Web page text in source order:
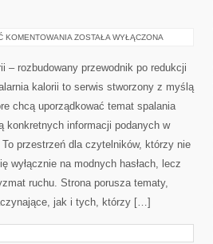
KOMENTOWANIA ZDROWE
ZOSTAŁA WYŁĄCZONA
– rozbudowany przewodnik po redukcji
kalorii to serwis stworzony z myślą
chcą uporządkować temat spalania
konkretnych informacji podanych w
To przestrzeń dla czytelników, którzy nie
wyłącznie na modnych hasłach, lecz
ruchu. Strona porusza tematy,
jak i tych, którzy […]